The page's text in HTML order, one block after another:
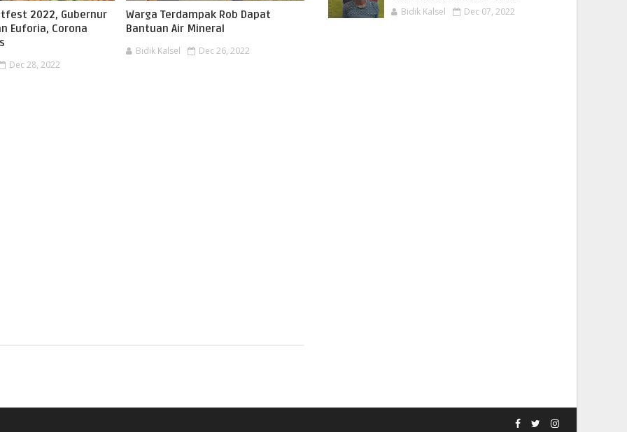
2022, Gubernur
Euforia, Corona
Dec 28, 2022
Warga Terdampak Rob Dapat
Bantuan Air Mineral
Bidik Kalsel Dec 26, 2022
Bidik Kalsel Dec 07, 2022